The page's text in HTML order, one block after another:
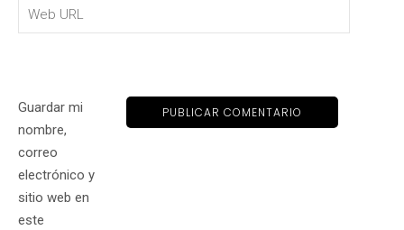
Guardar mi
nombre,
correo
electrónico y
sitio web en
este